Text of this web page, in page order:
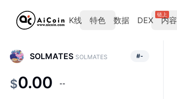
K线 特色 数据 DEX
链上
内容
SOLMATES SOLMATES #-
$0.00 --